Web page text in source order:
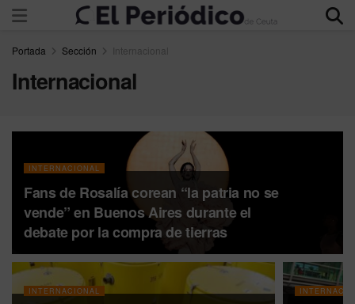
Portada Sección Internacional
Internacional
INTERNACIONAL
Fans de Rosalía corean “la patria no se
vende” en Buenos Aires durante el
debate por la compra de tierras
INTERNACIONAL